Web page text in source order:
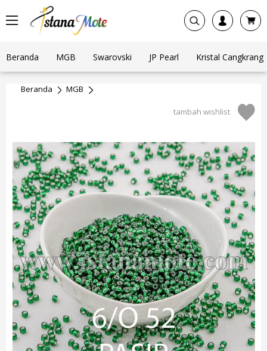
Beranda MGB Swarovski JP Pearl Kristal Cangkrang
Beranda MGB
tambah wishlist